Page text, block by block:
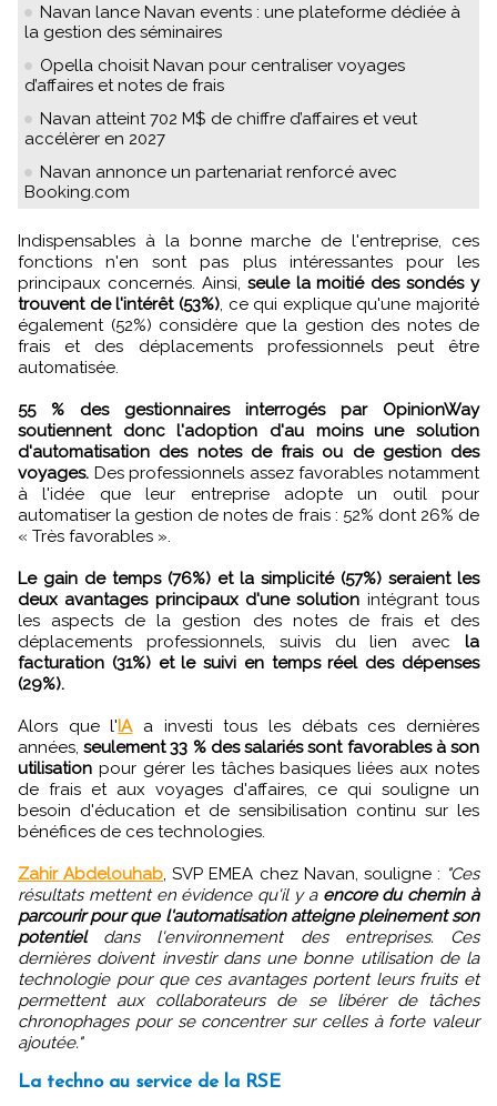
Navan lance Navan events : une plateforme dédiée à
la gestion des séminaires
Opella choisit Navan pour centraliser voyages
d’affaires et notes de frais
Navan atteint 702 M$ de chiffre d’affaires et veut
accélèrer en 2027
Navan annonce un partenariat renforcé avec
Booking.com
Indispensables à la bonne marche de l'entreprise, ces
fonctions n'en sont pas plus intéressantes pour les
principaux concernés. Ainsi, seule la moitié des sondés y
trouvent de l'intérêt (53%), ce qui explique qu'une majorité
également (52%) considère que la gestion des notes de
frais et des déplacements professionnels peut être
automatisée.
55 % des gestionnaires interrogés par OpinionWay
soutiennent donc l'adoption d'au moins une solution
d'automatisation des notes de frais ou de gestion des
voyages. Des professionnels assez favorables notamment
à l'idée que leur entreprise adopte un outil pour
automatiser la gestion de notes de frais : 52% dont 26% de
« Très favorables ».
Le gain de temps (76%) et la simplicité (57%) seraient les
deux avantages principaux d'une solution intégrant tous
les aspects de la gestion des notes de frais et des
déplacements professionnels, suivis du lien avec la
facturation (31%) et le suivi en temps réel des dépenses
(29%).
Alors que l'IAa investi tous les débats ces dernières
années,seulement 33 % des salariés sont favorables à son
utilisation pour gérer les tâches basiques liées aux notes
de frais et aux voyages d'affaires, ce qui souligne un
besoin d'éducation et de sensibilisation continu sur les
bénéfices de ces technologies.
Zahir Abdelouhab, SVP EMEA chez Navan, souligne : "Ces
résultats mettent en évidence qu'il y a encore du chemin à
parcourir pour que l'automatisation atteigne pleinement son
potentieldans l'environnement des entreprises. Ces
dernières doivent investir dans une bonne utilisation de la
technologie pour que ces avantages portent leurs fruits et
permettent aux collaborateurs de se libérer de tâches
chronophages pour se concentrer sur celles à forte valeur
ajoutée."
La techno au service de la RSE